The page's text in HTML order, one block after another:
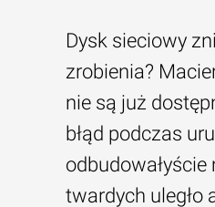
Dysk sieciowy
zrobienia?
nie są już
błąd podczas
odbudowałyście
twardych uległo